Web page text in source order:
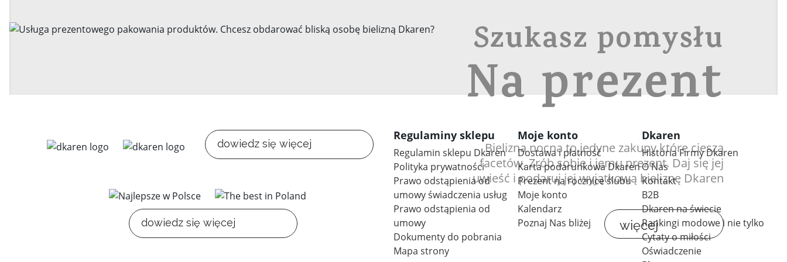
Szukasz pomysłu
Na prezent
Bielizna nocna to jedyne zakupy które cieszą
facetów. Zrób sobie i jemu prezent. Daj się jej
uwieść i podaruj jej wyjątkową bieliznę Dkaren
więcej
dowiedz się więcej
dowiedz się więcej
Regulaminy sklepu
Regulamin sklepu Dkaren
Polityka prywatności
Prawo odstąpienia od
umowy świadczenia usług
Prawo odstąpienia od
umowy
Dokumenty do pobrania
Mapa strony
Moje konto
Dostawa i płatność
Karta podarunkowa Dkaren
Prezent na rocznice ślubu
Moje konto
Kalendarz
Poznaj Nas bliżej
Dkaren
Historia Firmy Dkaren
O Nas
Kontakt
B2B
Dkaren na świecie
Rankingi modowe i nie tylko
Cytaty o miłości
Oświadczenie